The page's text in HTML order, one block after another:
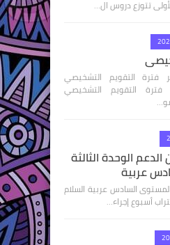
تتوزع دروس ال…
فترة التقويم التشخيصي
فترة التقويم التشخيصي
الوحدة الثالثة
عربية
السادس عربية السلام
أسبوع إجراء…